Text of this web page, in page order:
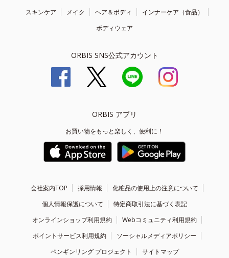
スキンケア メイク ヘア＆ボディ
インナーケア（食品）
ボディウェア
ORBIS SNS公式アカウント
ORBIS アプリ
お買い物をもっと楽しく、便利に！
会社案内TOP 採用情報
化粧品の使用上の注意について
個人情報保護について
特定商取引法に基づく表記
オンラインショップ利用規約
Webコミュニティ利用規約
ポイントサービス利用規約
ソーシャルメディアポリシー
ペンギンリング プロジェクト
サイトマップ